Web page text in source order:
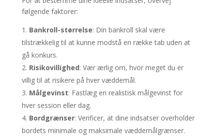
følgende faktorer:
Bankroll-størrelse: Din bankroll skal være
tilstrækkelig til at kunne modstå en række tab uden at
gå konkurs.
Risikovillighed: Vær ærlig om, hvor meget du er
villig til at risikere på hver væddemål.
Målgevinst: Fastlæg en realistisk målgevinst for
hver session eller dag.
Bordgrænser: Verificer, at dine indsatser overholder
bordets minimale og maksimale væddemålgrænser.